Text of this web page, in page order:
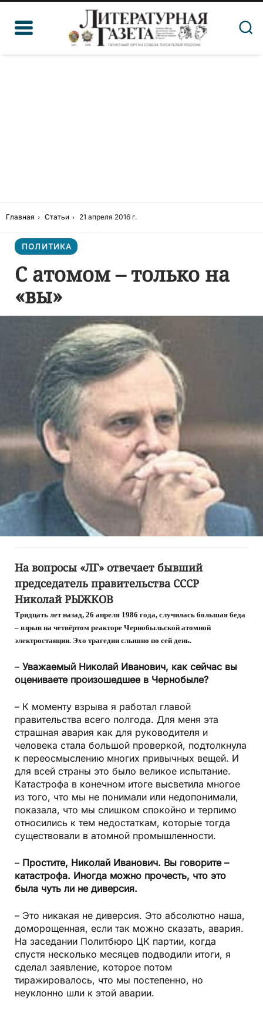
Главная Статьи 21 апреля 2016 г.
ПОЛИТИКА
С атомом – только на
«вы»
На вопросы «ЛГ» отвечает бывший
председатель правительства СССР
Николай РЫЖКОВ
Тридцать лет назад, 26 апреля 1986 года, случилась большая беда
– взрыв на четвёртом реакторе Чернобыльской атомной
электростанции. Эхо трагедии слышно по сей день.
– Уважаемый Николай Иванович, как сейчас вы
оцениваете произошедшее в Чернобыле?
– К моменту взрыва я работал главой
правительства всего полгода. Для меня эта
страшная авария как для руководителя и
человека стала большой проверкой, подтолкнула
к переосмыслению многих привычных вещей. И
для всей страны это было великое испытание.
Катастрофа в конечном итоге высветила многое
из того, что мы не понимали или недопонимали,
показала, что мы слишком спокойно и терпимо
относились к тем недостаткам, которые тогда
существовали в атомной промышленности.
– Простите, Николай Иванович. Вы говорите –
катастрофа. Иногда можно прочесть, что это
была чуть ли не диверсия.
– Это никакая не диверсия. Это абсолютно наша,
доморощенная, если так можно сказать, авария.
На заседании Политбюро ЦК партии, когда
спустя несколько месяцев подводили итоги, я
сделал заявление, которое потом
тиражировалось, что мы постепенно, но
неуклонно шли к этой аварии.